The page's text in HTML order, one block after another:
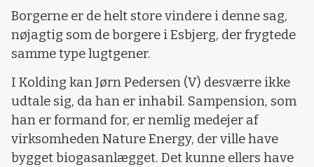
Borgerne er de helt store vindere i denne sag,
nøjagtig som de borgere i Esbjerg, der frygtede
samme type lugtgener.
I Kolding kan Jørn Pedersen (V) desværre ikke
udtale sig, da han er inhabil. Sampension, som
han er formand for, er nemlig medejer af
virksomheden Nature Energy, der ville have
bygget biogasanlægget. Det kunne ellers have